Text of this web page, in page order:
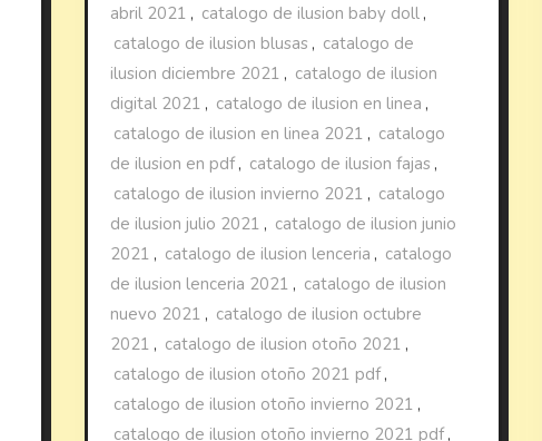
abril 2021 , catalogo de ilusion baby doll ,
catalogo de ilusion blusas , catalogo de
ilusion diciembre 2021 , catalogo de ilusion
digital 2021 , catalogo de ilusion en linea ,
catalogo de ilusion en linea 2021 , catalogo
de ilusion en pdf, catalogo de ilusion fajas ,
catalogo de ilusion invierno 2021 , catalogo
de ilusion julio 2021 , catalogo de ilusion junio
2021 , catalogo de ilusion lenceria , catalogo
de ilusion lenceria 2021 , catalogo de ilusion
nuevo 2021 , catalogo de ilusion octubre
2021 , catalogo de ilusion otoño 2021 ,
catalogo de ilusion otoño 2021 pdf,
catalogo de ilusion otoño invierno 2021 ,
catalogo de ilusion otoño invierno 2021 pdf,